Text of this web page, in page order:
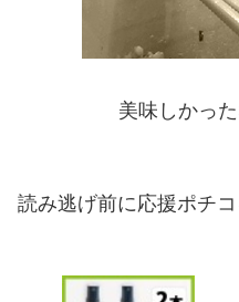
美味しかっ
読み逃げ前に応援ポチ